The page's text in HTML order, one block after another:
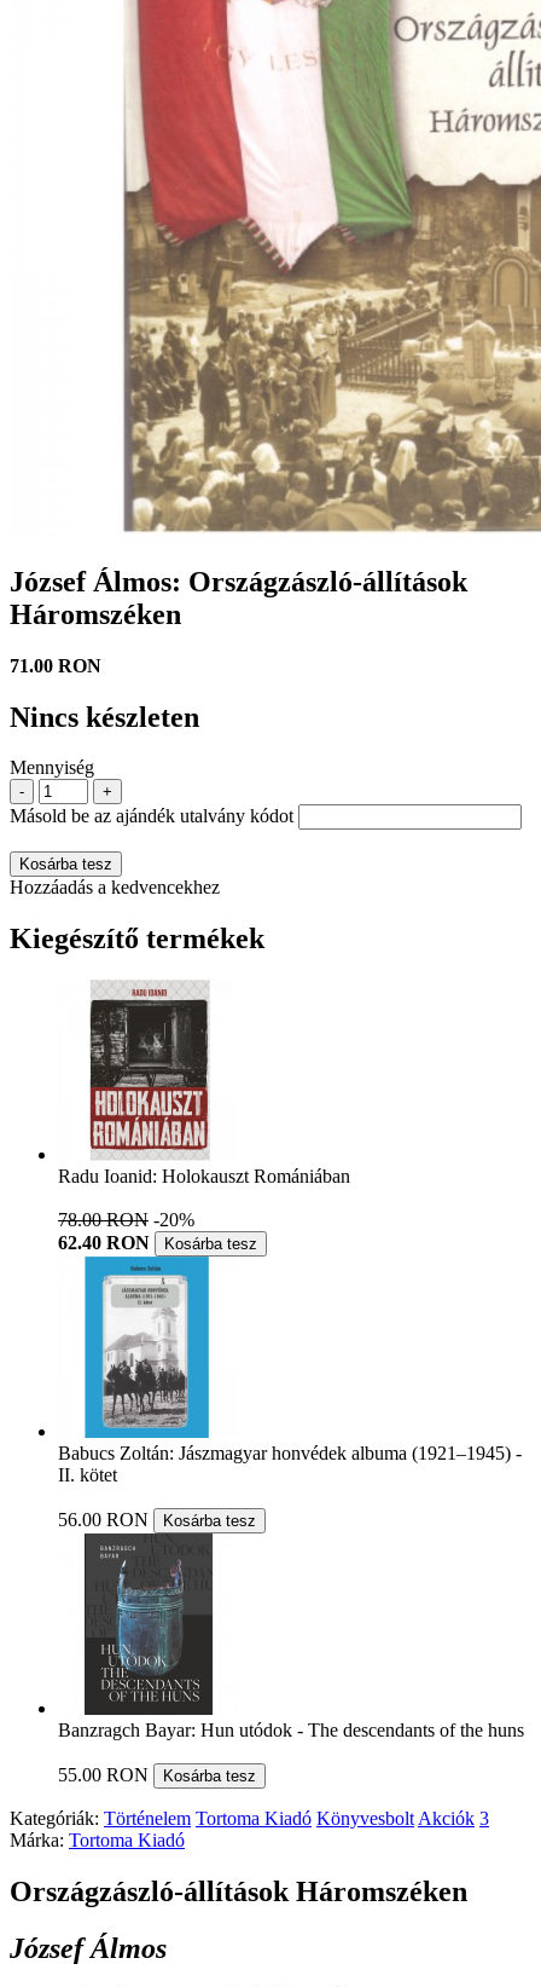
József Álmos: Országzászló-állítások
Háromszéken
71.00 RON
Nincs készleten
Mennyiség
- +
Másold be az ajándék utalvány kódot
Kosárba tesz
Hozzáadás a kedvencekhez
Kiegészítő termékek
Radu Ioanid: Holokauszt Romániában
78.00 RON -20%
62.40 RON
Kosárba tesz
Babucs Zoltán: Jászmagyar honvédek albuma (1921–1945) -
II. kötet
56.00 RON Kosárba tesz
Banzragch Bayar: Hun utódok - The descendants of the huns
55.00 RON Kosárba tesz
Kategóriák: Történelem Tortoma Kiadó Könyvesbolt Akciók 3
Márka: Tortoma Kiadó
Országzászló-állítások Háromszéken
József Álmos